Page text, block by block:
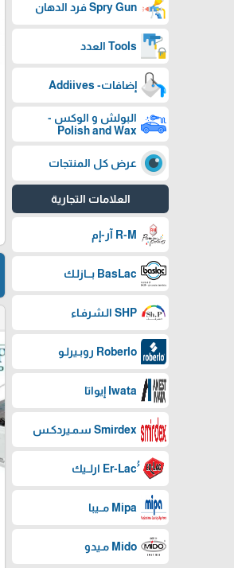
Spry Gun فرد الدهان
Tools العدد
إضافات- Addiives
البولش و الوكس -
Polish and Wax
عرض كل المنتجات
العلامات التجارية
R-M آر-إم
BasLac بـــازلـك
SHP الـشرفـاء
Roberlo روبـيرلـو
Iwata إيواتا
Smirdex سمـيردكـس
Mipa مــيبا
Mido مـيدو